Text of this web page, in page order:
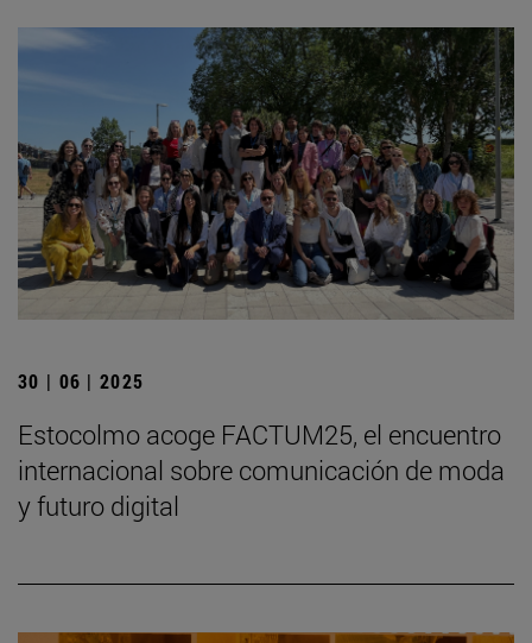
30 | 06 | 2025
Estocolmo acoge FACTUM25, el encuentro
internacional sobre comunicación de moda
y futuro digital